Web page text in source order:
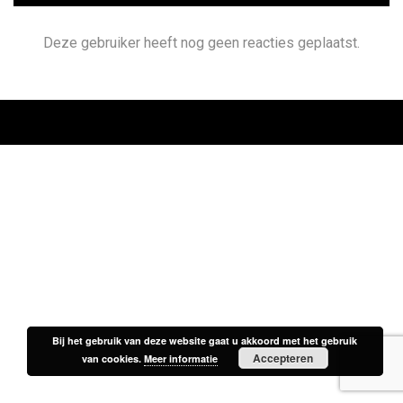
Deze gebruiker heeft nog geen reacties geplaatst.
Bij het gebruik van deze website gaat u akkoord met het gebruik
van cookies. Meer informatie Accepteren
Bij het gebruik van deze website gaat u akkoord met het gebruik
van cookies. Meer informatie Accepteren